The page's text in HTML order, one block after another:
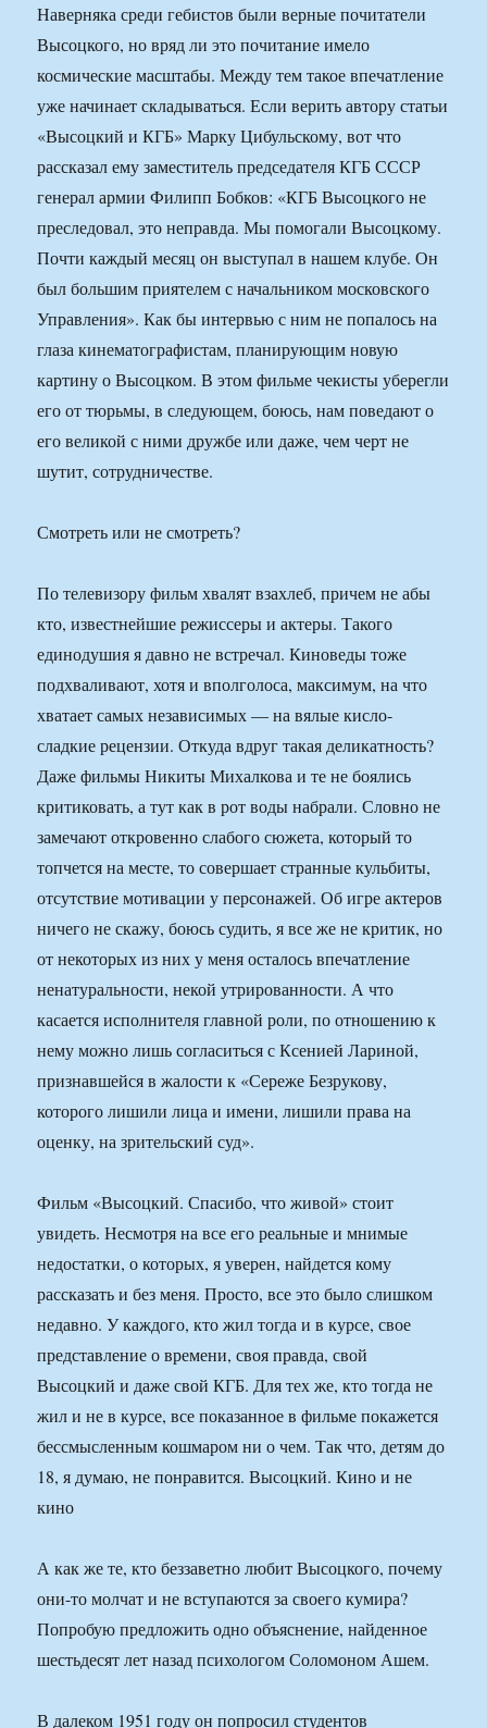
Наверняка среди гебистов были верные почитатели
Высоцкого, но вряд ли это почитание имело
космические масштабы. Между тем такое впечатление
уже начинает складываться. Если верить автору статьи
«Высоцкий и КГБ» Марку Цибульскому, вот что
рассказал ему заместитель председателя КГБ СССР
генерал армии Филипп Бобков: «КГБ Высоцкого не
преследовал, это неправда. Мы помогали Высоцкому.
Почти каждый месяц он выступал в нашем клубе. Он
был большим приятелем с начальником московского
Управления». Как бы интервью с ним не попалось на
глаза кинематографистам, планирующим новую
картину о Высоцком. В этом фильме чекисты уберегли
его от тюрьмы, в следующем, боюсь, нам поведают о
его великой с ними дружбе или даже, чем черт не
шутит, сотрудничестве.
Смотреть или не смотреть?
По телевизору фильм хвалят взахлеб, причем не абы
кто, известнейшие режиссеры и актеры. Такого
единодушия я давно не встречал. Киноведы тоже
подхваливают, хотя и вполголоса, максимум, на что
хватает самых независимых — на вялые кисло-
сладкие рецензии. Откуда вдруг такая деликатность?
Даже фильмы Никиты Михалкова и те не боялись
критиковать, а тут как в рот воды набрали. Словно не
замечают откровенно слабого сюжета, который то
топчется на месте, то совершает странные кульбиты,
отсутствие мотивации у персонажей. Об игре актеров
ничего не скажу, боюсь судить, я все же не критик, но
от некоторых из них у меня осталось впечатление
ненатуральности, некой утрированности. А что
касается исполнителя главной роли, по отношению к
нему можно лишь согласиться с Ксенией Лариной,
признавшейся в жалости к «Сереже Безрукову,
которого лишили лица и имени, лишили права на
оценку, на зрительский суд».
Фильм «Высоцкий. Спасибо, что живой» стоит
увидеть. Несмотря на все его реальные и мнимые
недостатки, о которых, я уверен, найдется кому
рассказать и без меня. Просто, все это было слишком
недавно. У каждого, кто жил тогда и в курсе, свое
представление о времени, своя правда, свой
Высоцкий и даже свой КГБ. Для тех же, кто тогда не
жил и не в курсе, все показанное в фильме покажется
бессмысленным кошмаром ни о чем. Так что, детям до
18, я думаю, не понравится. Высоцкий. Кино и не
кино
А как же те, кто беззаветно любит Высоцкого, почему
они-то молчат и не вступаются за своего кумира?
Попробую предложить одно объяснение, найденное
шестьдесят лет назад психологом Соломоном Ашем.
В далеком 1951 году он попросил студентов